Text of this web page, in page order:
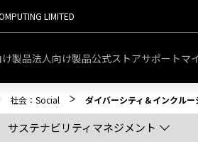
LIMITED
製品法人向け製品公式ストアサポートマ
社会：Social ダイバーシティ＆インクルー
サステナビリティマネジメント